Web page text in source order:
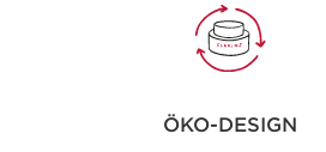
ÖKO-DESIGN